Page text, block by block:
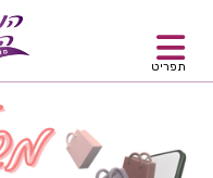
תפריט